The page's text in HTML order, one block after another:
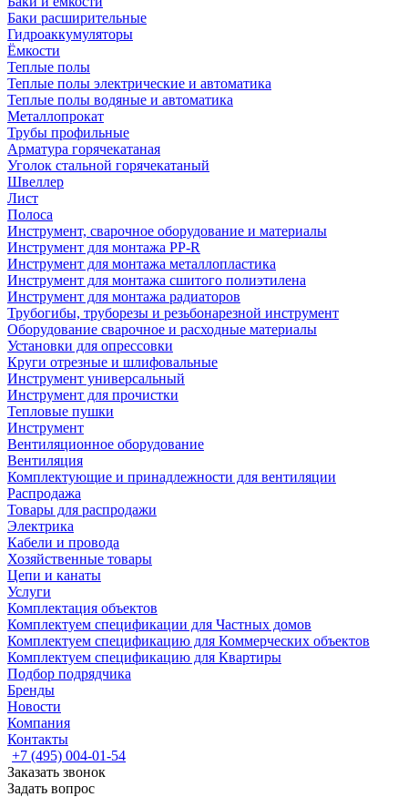
Баки расширительные
Гидроаккумуляторы
Ёмкости
Теплые полы
Теплые полы электрические и автоматика
Теплые полы водяные и автоматика
Металлопрокат
Трубы профильные
Арматура горячекатаная
Уголок стальной горячекатаный
Швеллер
Лист
Полоса
Инструмент, сварочное оборудование и материалы
Инструмент для монтажа PP-R
Инструмент для монтажа металлопластика
Инструмент для монтажа сшитого полиэтилена
Инструмент для монтажа радиаторов
Трубогибы, труборезы и резьбонарезной инструмент
Оборудование сварочное и расходные материалы
Установки для опрессовки
Круги отрезные и шлифовальные
Инструмент универсальный
Инструмент для прочистки
Тепловые пушки
Инструмент
Вентиляционное оборудование
Вентиляция
Комплектующие и принадлежности для вентиляции
Распродажа
Товары для распродажи
Электрика
Кабели и провода
Хозяйственные товары
Цепи и канаты
Услуги
Комплектация объектов
Комплектуем спецификации для Частных домов
Комплектуем спецификацию для Коммерческих объектов
Комплектуем спецификацию для Квартиры
Подбор подрядчика
Бренды
Новости
Компания
Контакты
+7 (495) 004-01-54
Заказать звонок
Задать вопрос